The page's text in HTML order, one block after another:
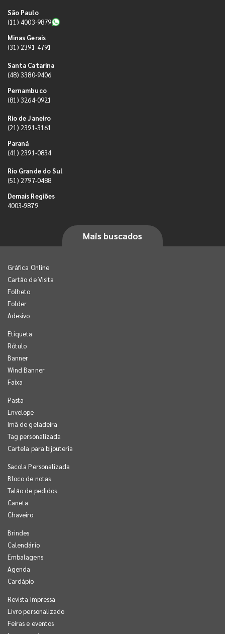
São Paulo
(11) 4003-9879
Minas Gerais
(31) 2391-4791
Santa Catarina
(48) 3380-9406
Pernambuco
(81) 3264-0921
Rio de Janeiro
(21) 2391-3161
Paraná
(41) 2391-0834
Rio Grande do Sul
(51) 2797-0488
Demais Regiões
4003-9879
Mais buscados
Gráfica Online
Cartão de Visita
Folheto
Folder
Adesivo
Etiqueta
Rótulo
Banner
Wind Banner
Faixa
Pasta
Envelope
Imã de geladeira
Tag personalizada
Cartela para bijouteria
Sacola Personalizada
Bloco de notas
Talão de pedidos
Caneta
Chaveiro
Brindes
Calendário
Embalagens
Agenda
Cardápio
Revista Impressa
Livro personalizado
Feiras e eventos